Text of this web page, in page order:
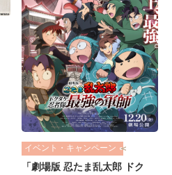
イベント・キャンペーン
「劇場版 忍たま乱太郎 ドク